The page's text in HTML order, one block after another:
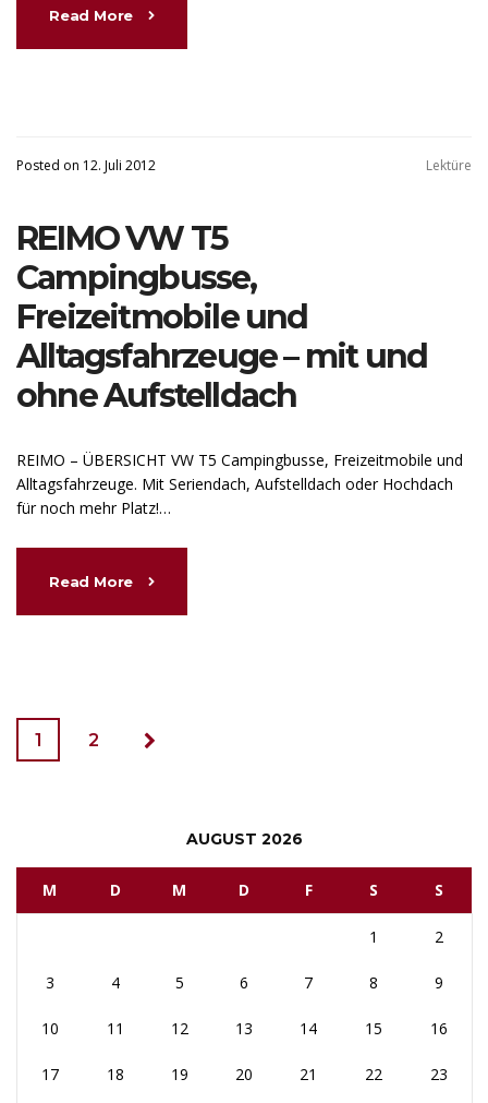
Read More
Posted on 12. Juli 2012 Lektüre
REIMO VW T5
Campingbusse,
Freizeitmobile und
Alltagsfahrzeuge – mit und
ohne Aufstelldach
REIMO – ÜBERSICHT VW T5 Campingbusse, Freizeitmobile und
Alltagsfahrzeuge. Mit Seriendach, Aufstelldach oder Hochdach
für noch mehr Platz!…
Read More
1 2
AUGUST 2026
M D M D F S S
1 2
3 4 5 6 7 8 9
10 11 12 13 14 15 16
17 18 19 20 21 22 23